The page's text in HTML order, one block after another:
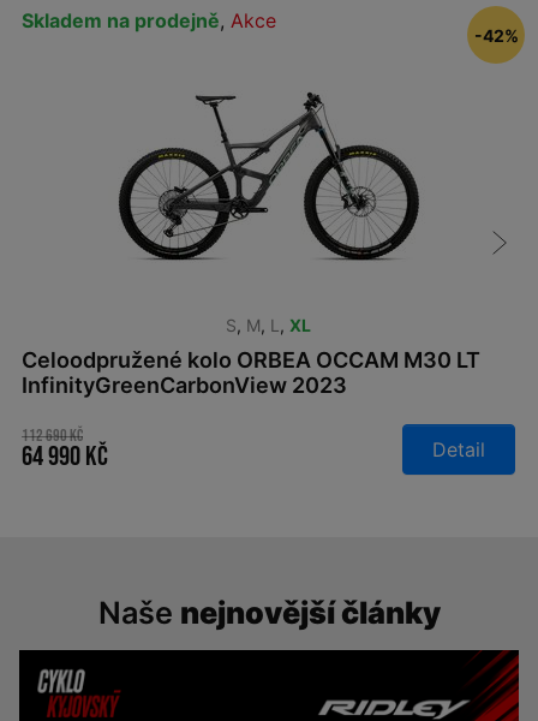
Skladem na prodejně, Akce
S, M, L, XL
Celoodpružené kolo ORBEA OCCAM M30 LT
InfinityGreenCarbonView 2023
-42%
112 690 Kč
64 990 Kč Detail
Naše nejnovější články